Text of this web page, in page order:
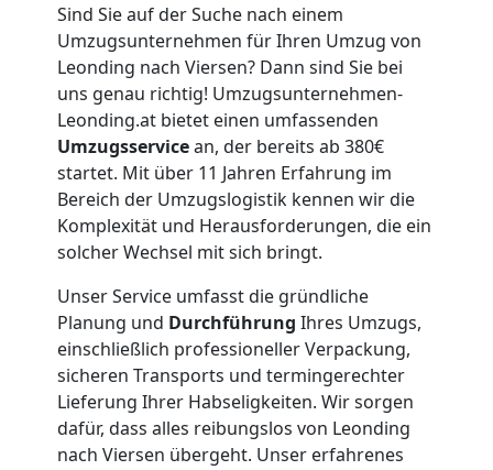
Sind Sie auf der Suche nach einem
Umzugsunternehmen für Ihren Umzug von
Leonding nach Viersen? Dann sind Sie bei
uns genau richtig! Umzugsunternehmen-
Leonding.at bietet einen umfassenden
Umzugsservicean, der bereits ab 380€
startet. Mit über 11 Jahren Erfahrung im
Bereich der Umzugslogistik kennen wir die
Komplexität und Herausforderungen, die ein
solcher Wechsel mit sich bringt.
Unser Service umfasst die gründliche
Planung und Durchführung Ihres Umzugs,
einschließlich professioneller Verpackung,
sicheren Transports und termingerechter
Lieferung Ihrer Habseligkeiten. Wir sorgen
dafür, dass alles reibungslos von Leonding
nach Viersen übergeht. Unser erfahrenes